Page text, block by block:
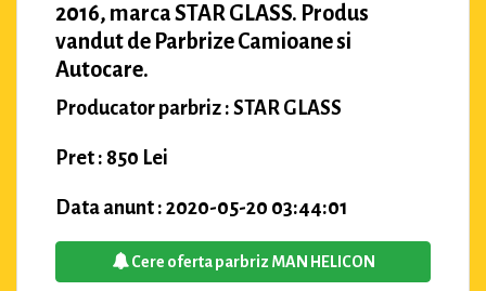
2016, marca STAR GLASS. Produs
vandut de Parbrize Camioane si
Autocare.
Producator parbriz : STAR GLASS
Pret : 850 Lei
Data anunt : 2020-05-20 03:44:01
Cere oferta parbriz MAN HELICON